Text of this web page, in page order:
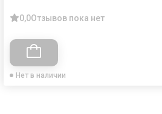
0,0Отзывов пока нет
Нет в наличии